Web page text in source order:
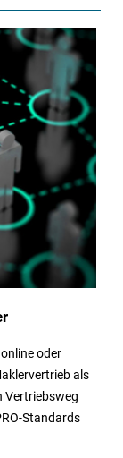
oder
als
Vertriebsweg
Standards